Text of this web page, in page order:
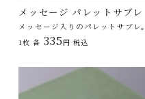
メッセージ パレットサブレ
メッセージ入りのパレットサブレ。
1枚 各 335 円 税込